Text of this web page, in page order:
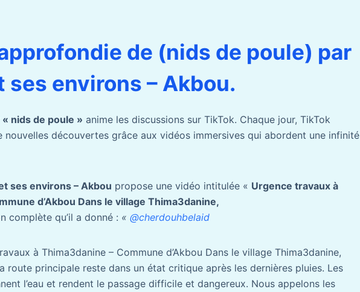
de (nids de poule) par
ses environs – Akbou.
« nids de poule » anime les discussions sur TikTok. Chaque jour, TikTok
nouvelles découvertes grâce aux vidéos immersives qui abordent une infinité
ses environs – Akbou propose une vidéo intitulée « Urgence travaux à
d’Akbou Dans le village Thima3danine,
complète qu’il a donné : « @cherdouhbelaid
à Thima3danine – Commune d’Akbou Dans le village Thima3danine,
route principale reste dans un état critique après les dernières pluies. Les
l’eau et rendent le passage difficile et dangereux. Nous appelons les